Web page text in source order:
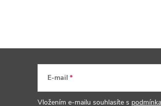
E-mail
Vložením e-mailu souhlasíte s